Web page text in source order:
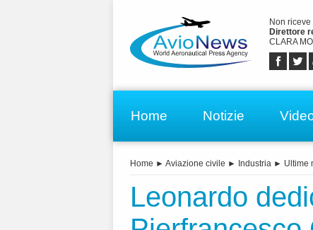
Non
Direttore
CLARA
Home Notizie
Home ► Aviazione civile ► Industria ► Ultime
Leonardo